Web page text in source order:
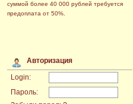
суммой более 40 000 рублей требуется
предоплата от 50%.
Авторизация
Login:
Пароль: